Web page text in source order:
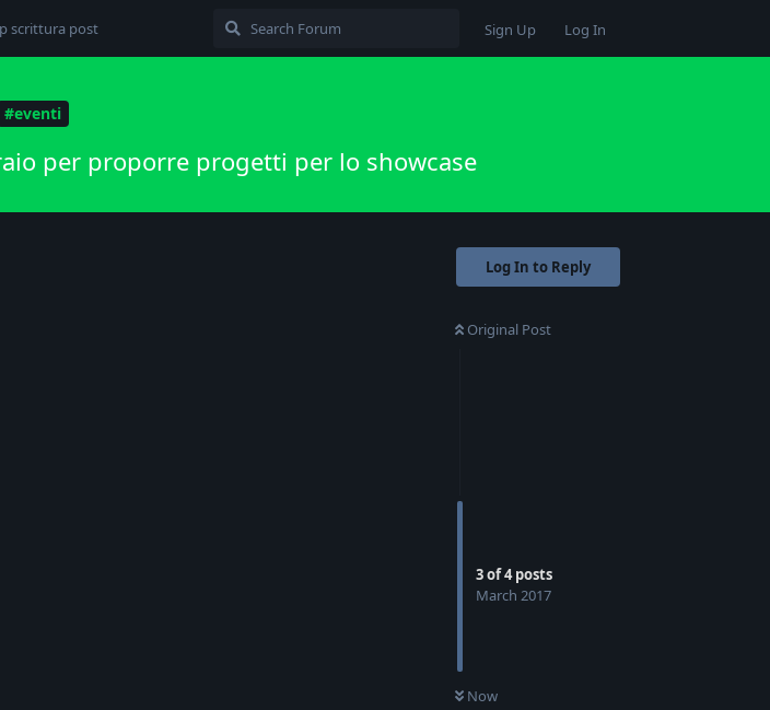
scrittura post Sign Up Log In
#eventi
per proporre progetti per lo showcase
Log In to Reply
Original Post
3of4posts
March 2017
Now